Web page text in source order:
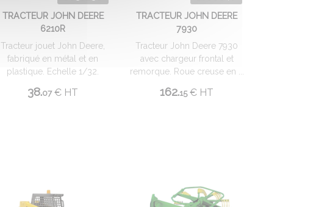
TRACTEUR JOHN DEERE
6210R
Tracteur jouet John Deere,
fabriqué en métal et en
plastique. Echelle 1/32.
38.07 € HT
TRACTEUR JOHN DEERE
7930
Tracteur John Deere 7930
avec chargeur frontal et
remorque. Roue creuse en ...
162.15 € HT